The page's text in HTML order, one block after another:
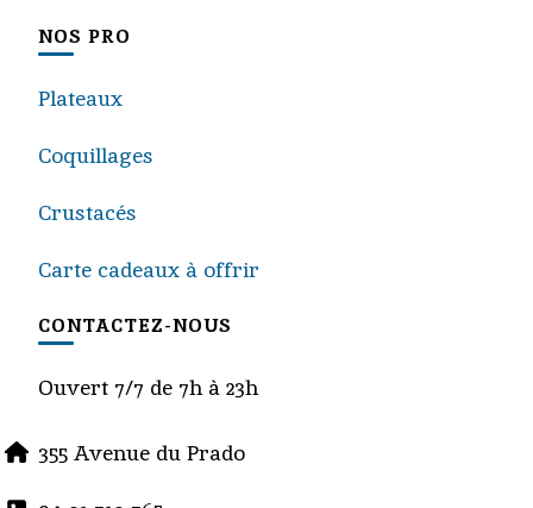
NOS PRO
Plateaux
Coquillages
Crustacés
Carte cadeaux à offrir
CONTACTEZ-NOUS
Ouvert 7/7 de 7h à 23h
355 Avenue du Prado